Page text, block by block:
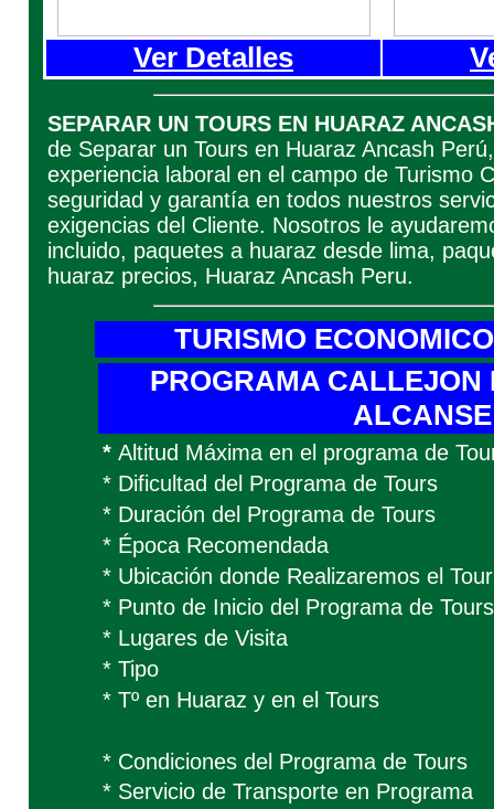
Ver Detalles
SEPARAR UN TOURS EN HUARAZ
de Separar un Tours en Huaraz Ancash
experiencia laboral en el campo de Turismo
seguridad y garantía en todos nuestros
exigencias del Cliente. Nosotros le
incluido, paquetes a huaraz desde lima,
huaraz precios, Huaraz Ancash Peru.
TURISMO
PROGRAMA CALLEJON
* Altitud Máxima en el programa de
* Dificultad del Programa de Tours
* Duración del Programa de Tours
* Época Recomendada
* Ubicación donde Realizaremos el
* Punto de Inicio del Programa de Tours
* Lugares de Visita
* Tipo
* Tº en Huaraz y en el Tours
* Condiciones del Programa de Tours
* Servicio de Transporte en Programa